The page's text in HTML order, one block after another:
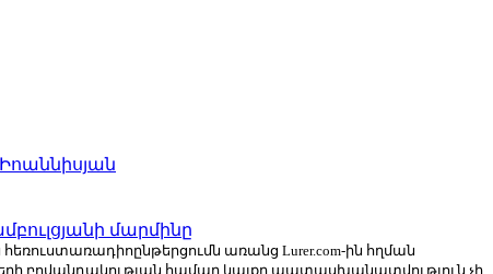
մարմինը
առանց Lurer.com-ին հղման
բովանդակության համար կայքը պատասխանատվություն չի